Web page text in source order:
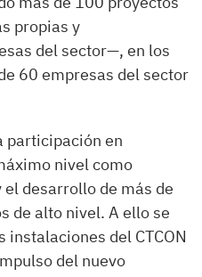
propias y
del sector—, en los
60 empresas del sector
participación en
nivel como
el desarrollo de más de
de alto nivel. A ello se
del CTCON
del nuevo